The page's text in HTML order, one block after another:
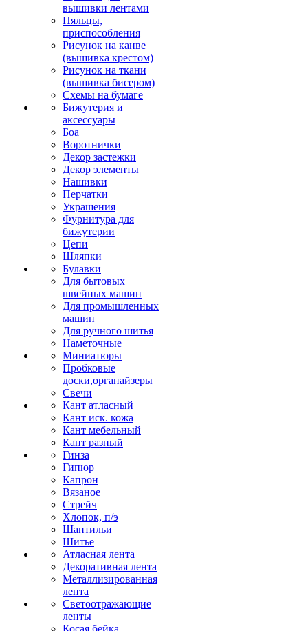
вышивки лентами
Пяльцы,
приспособления
Рисунок на канве
(вышивка крестом)
Рисунок на ткани
(вышивка бисером)
Схемы на бумаге
Бижутерия и
аксессуары
Боа
Воротнички
Декор застежки
Декор элементы
Нашивки
Перчатки
Украшения
Фурнитура для
бижутерии
Цепи
Шляпки
Булавки
Для бытовых
швейных машин
Для промышленных
машин
Для ручного шитья
Наметочные
Миниатюры
Пробковые
доски,органайзеры
Свечи
Кант атласный
Кант иск. кожа
Кант мебельный
Кант разный
Гинза
Гипюр
Капрон
Вязаное
Стрейч
Хлопок, п/э
Шантильи
Шитье
Атласная лента
Декоративная лента
Металлизированная
лента
Светоотражающие
ленты
Косая бейка